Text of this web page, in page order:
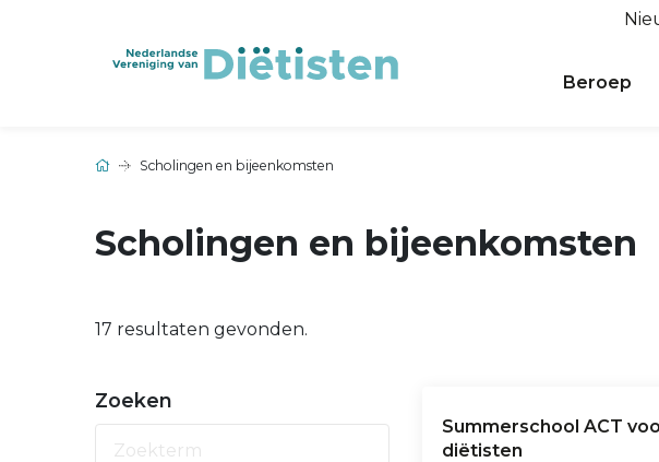
Beroep
Scholingen en bijeenkomsten
Scholingen en bijeenkomsten
17 resultaten gevonden.
Zoeken
Summerschool ACT
diëtisten